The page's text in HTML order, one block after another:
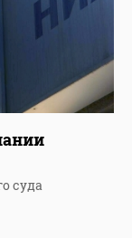
суда